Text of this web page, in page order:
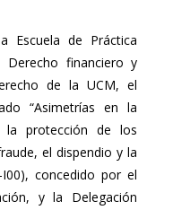
Escuela de Práctica
Derecho financiero y
de la UCM, el
“Asimetrías en la
la protección de los
el dispendio y la
I00), concedido por el
y la Delegación